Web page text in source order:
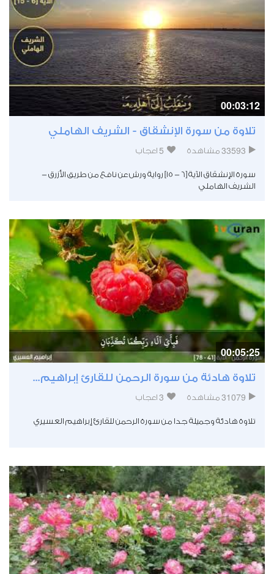
00:03:12
تلاوة من سورة الإنشقاق - الشريف الهاملي
33593 مشاهدة 5 اعجاب
سورة الإنشقاق الآية [6 - 15] رواية ورش عن نافع من طريق الأزرق -
الشريف الهاملي
00:05:25
تلاوة هادئة من سورة الرحمن للقارئ إبراهيم...
31079 مشاهدة 3 اعجاب
تلاوة هادئة وجميلة جدا من سورة الرحمن للقارئ إبراهيم العسيري